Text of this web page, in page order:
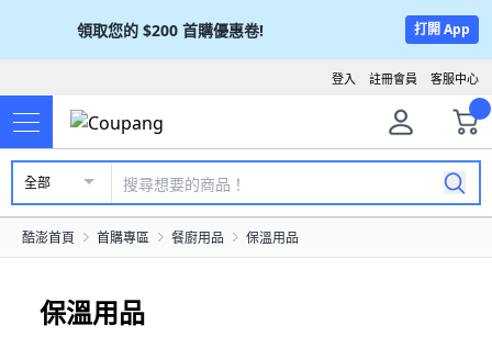
領取您的 $200 首購優惠卷! 打開 App
客服中心
註冊會員
登入
全部
酷澎首頁 首購專區 餐廚用品 保溫用品
保溫用品